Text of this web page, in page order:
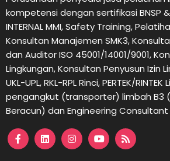
kompetensi dengan sertifikasi BNSP &
INTERNAL MMI, Safety Training,
Konsultan Manajemen SMK3,
dan Auditor ISO 45001/14001/9001,
Lingkungan,Konsultan Penyusun Izin
UKL-UPL, RKL-RPL Rinci, PERTEK/
pengangkut (transporter) limbah B3
Beracun) dan Engineering